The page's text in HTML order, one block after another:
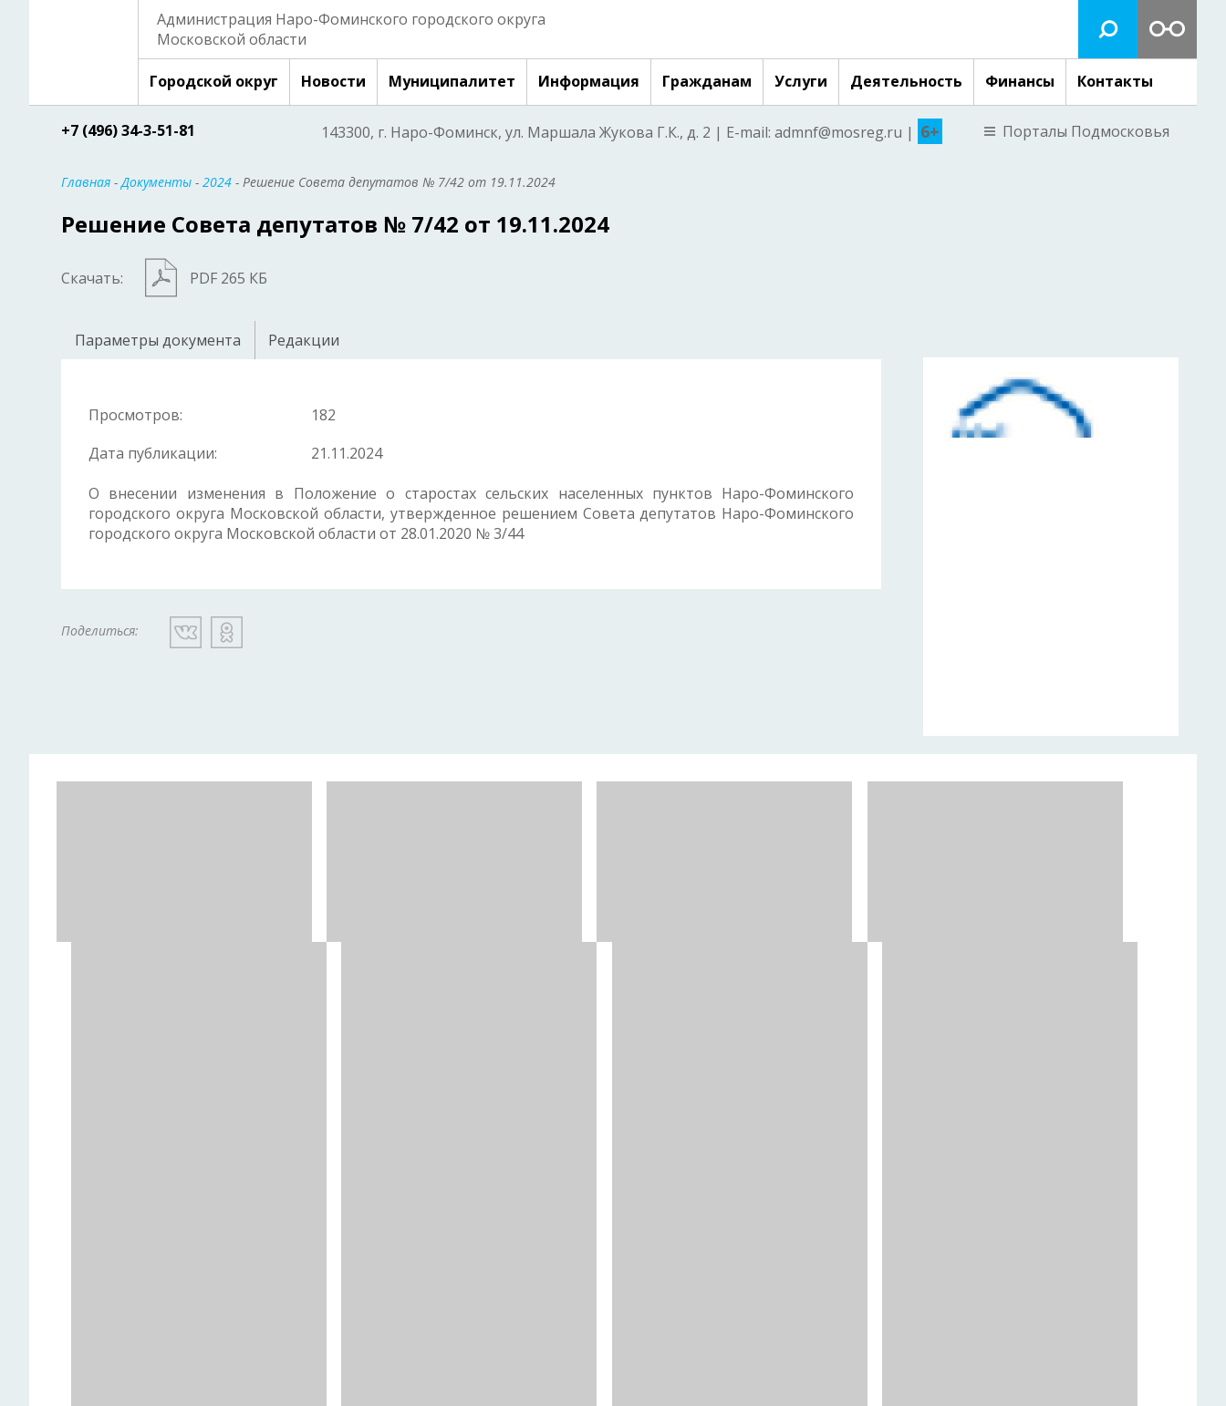
Администрация Наро-Фоминского городского округа
Московской области
Городской округ Новости Муниципалитет Информация Гражданам Услуги Деятельность Финансы Контакты
+7 (496) 34-3-51-81 143300, г. Наро-Фоминск, ул. Маршала Жукова Г.К., д. 2 | E-mail: admnf@mosreg.ru | 6+ Порталы Подмосковья
Главная -Документы - 2024 - Решение Совета депутатов № 7/42 от 19.11.2024
Решение Совета депутатов № 7/42 от 19.11.2024
Скачать: PDF 265 КБ
Параметры документа Редакции
Просмотров:
182
Дата публикации:
21.11.2024
О внесении изменения в Положение о старостах сельских населенных пунктов Наро-Фоминского
городского округа Московской области, утвержденное решением Совета депутатов Наро-Фоминского
городского округа Московской области от 28.01.2020 № 3/44
Поделиться: